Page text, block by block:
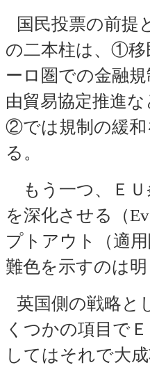
国民投票の前提
の二本柱は、①
ーロ圏での金融
由貿易協定推進
②では規制の緩和
る。
もう一つ、ＥＵ
を深化させる（
プトアウト（適
難色を示すのは
英国側の戦略と
くつかの項目で
してはそれで大